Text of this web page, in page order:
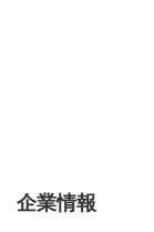
企業情報